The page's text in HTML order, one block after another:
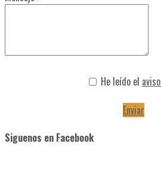
He leído el
Enviar
Siguenos en Facebook